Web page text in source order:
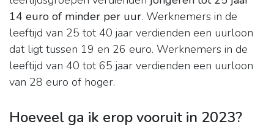
14 euro of minder per uur. Werknemers in de
leeftijd van 25 tot 40 jaar verdienden een uurloon
dat ligt tussen 19 en 26 euro. Werknemers in de
leeftijd van 40 tot 65 jaar verdienden een uurloon
van 28 euro of hoger.
Hoeveel ga ik erop vooruit in 2023?